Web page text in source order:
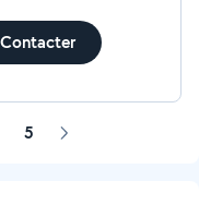
Contacter
5 Page